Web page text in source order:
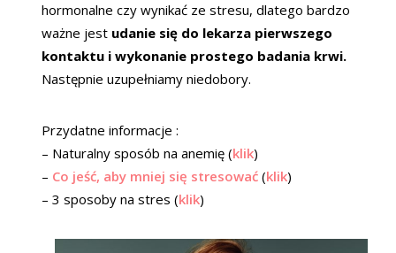
hormonalne czy wynikać ze stresu, dlatego bardzo
ważne jest udanie się do lekarza pierwszego
kontaktu i wykonanie prostego badania krwi.
Następnie uzupełniamy niedobory.
Przydatne informacje :
– Naturalny sposób na anemię (klik)
– Co jeść, aby mniej się stresować (klik)
– 3 sposoby na stres (klik)